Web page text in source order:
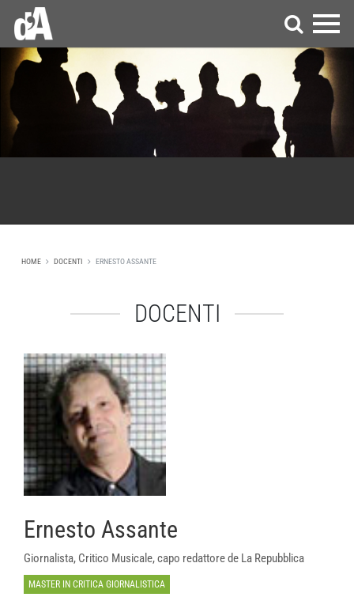
HOME DOCENTI ERNESTO ASSANTE
DOCENTI
Ernesto Assante
Giornalista, Critico Musicale, capo redattore de La Repubblica
MASTER IN CRITICA GIORNALISTICA